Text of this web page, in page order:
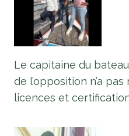
Le capitaine du
de l’opposition n’a
licences et